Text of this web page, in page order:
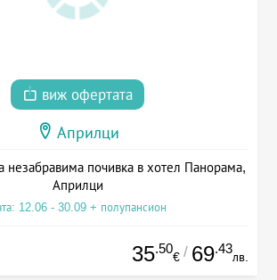
виж офертата
Априлци
незабравима почивка в хотел Панорама,
Априлци
12.06 - 30.09 + полупансион
35.50
€ / 69.43
лв.